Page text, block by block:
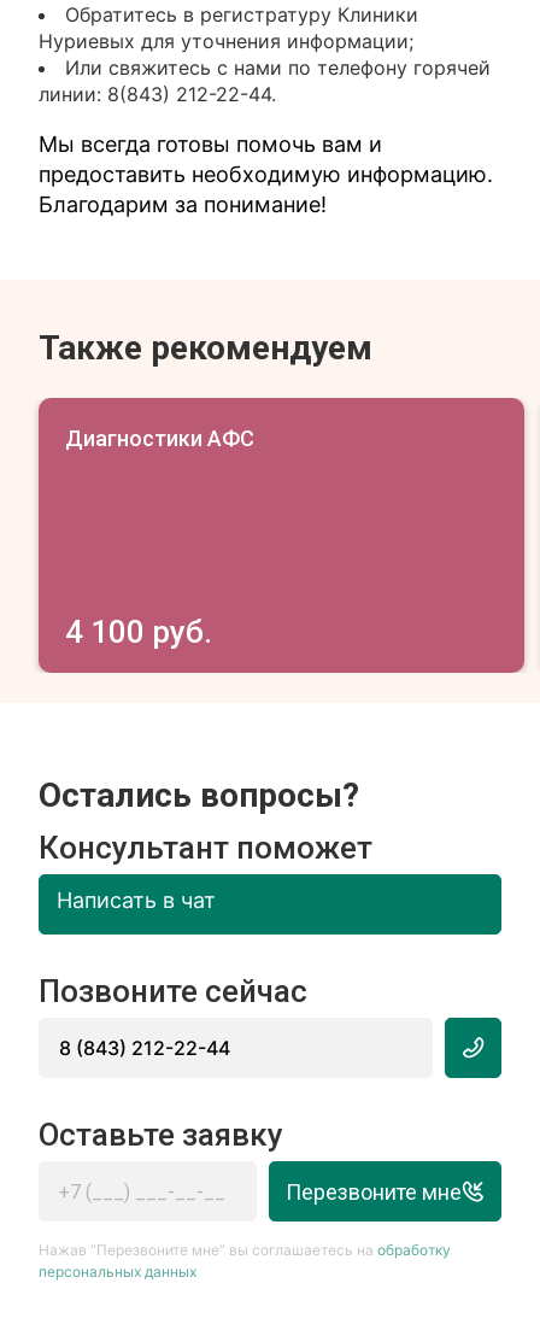
Обратитесь в регистратуру Клиники
Нуриевых для уточнения информации;
Или свяжитесь с нами по телефону горячей
линии: 8(843) 212-22-44.
Мы всегда готовы помочь вам и
предоставить необходимую информацию.
Благодарим за понимание!
Также рекомендуем
Диагностики АФС
4 100 руб.
Остались вопросы?
Консультант поможет
Написать в чат
Позвоните сейчас
8 (843) 212-22-44
Оставьте заявку
Перезвоните мне
Нажав “Перезвоните мне” вы соглашаетесь наобработку
персональных данных